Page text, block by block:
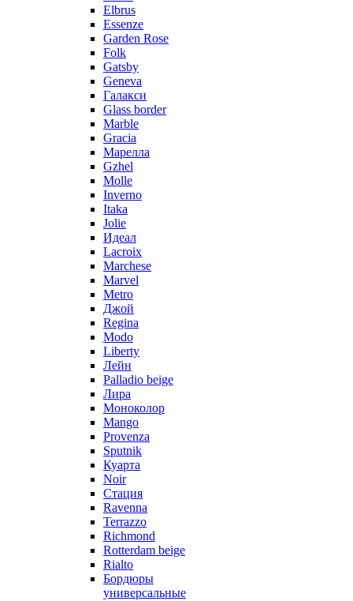
Elbrus
Essenze
Garden Rose
Folk
Gatsby
Geneva
Галакси
Glass border
Marble
Gracia
Марелла
Gzhel
Molle
Inverno
Itaka
Jolie
Идеал
Lacroix
Marchese
Marvel
Metro
Джой
Regina
Modo
Liberty
Лейн
Palladio beige
Лира
Моноколор
Mango
Provenza
Sputnik
Куарта
Noir
Стация
Ravenna
Terrazzo
Richmond
Rotterdam beige
Rialto
Бордюры
универсальные